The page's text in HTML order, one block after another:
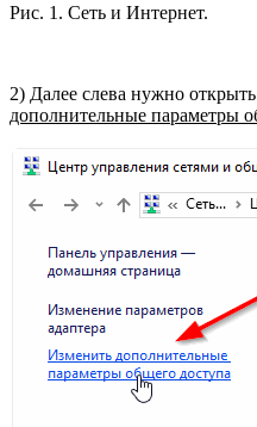
Рис. 1. Сеть и Интернет.
2) Далее слева нужно
дополнительные параметры